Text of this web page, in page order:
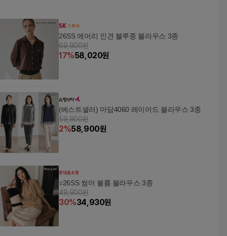
26SS 에어리 인견 블루종 블라우스 3종
69,900원
17%58,020원
(베스트셀러) 마담4060 레이어드 블라우스 3종
59,900원
2%58,900원
○26SS 썸머 볼륨 블라우스 3종
49,900원
30%34,930원